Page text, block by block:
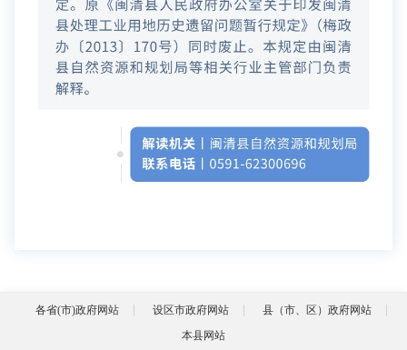
各省(市)政府网站 设区市政府网站
县（市、区）政府网站
本县网站